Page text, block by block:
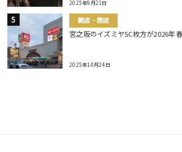
2025年9月21日
開店・閉店
宮之阪のイズミヤSC枚方が2026年
2025年10月24日